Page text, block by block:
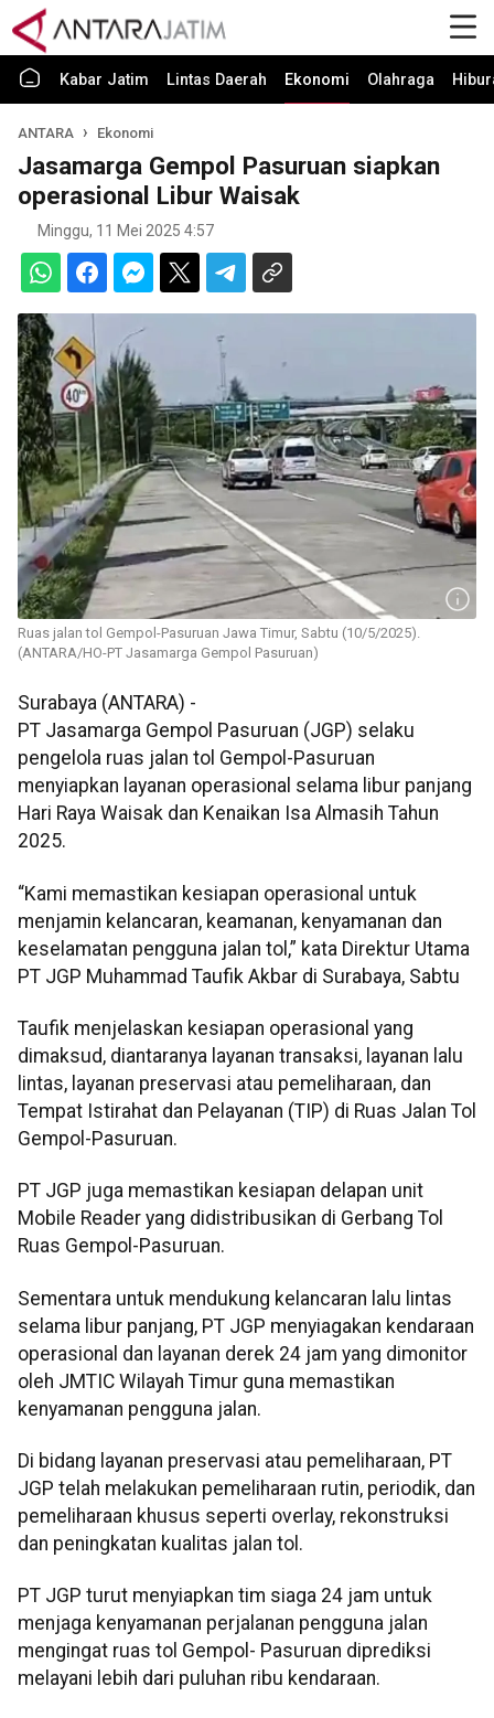
Kabar Jatim Lintas Daerah Ekonomi Olahraga
ANTARA Ekonomi
Jasamarga Gempol Pasuruan siapkan
operasional Libur Waisak
Minggu, 11 Mei 2025 4:57
Ruas jalan tol Gempol-Pasuruan Jawa Timur, Sabtu (10/5/2025).
(ANTARA/HO-PT Jasamarga Gempol Pasuruan)
Surabaya (ANTARA) -
PT Jasamarga Gempol Pasuruan (JGP) selaku
pengelola ruas jalan tol Gempol-Pasuruan
menyiapkan layanan operasional selama libur panjang
Hari Raya Waisak dan Kenaikan Isa Almasih Tahun
2025.
“Kami memastikan kesiapan operasional untuk
menjamin kelancaran, keamanan, kenyamanan dan
keselamatan pengguna jalan tol,” kata Direktur Utama
PT JGP Muhammad Taufik Akbar di Surabaya, Sabtu
Taufik menjelaskan kesiapan operasional yang
dimaksud, diantaranya layanan transaksi, layanan lalu
lintas, layanan preservasi atau pemeliharaan, dan
Tempat Istirahat dan Pelayanan (TIP) di Ruas Jalan Tol
Gempol-Pasuruan.
PT JGP juga memastikan kesiapan delapan unit
Mobile Reader yang didistribusikan di Gerbang Tol
Ruas Gempol-Pasuruan.
Sementara untuk mendukung kelancaran lalu lintas
selama libur panjang, PT JGP menyiagakan kendaraan
operasional dan layanan derek 24 jam yang dimonitor
oleh JMTIC Wilayah Timur guna memastikan
kenyamanan pengguna jalan.
Di bidang layanan preservasi atau pemeliharaan, PT
JGP telah melakukan pemeliharaan rutin, periodik, dan
pemeliharaan khusus seperti overlay, rekonstruksi
dan peningkatan kualitas jalan tol.
PT JGP turut menyiapkan tim siaga 24 jam untuk
menjaga kenyamanan perjalanan pengguna jalan
mengingat ruas tol Gempol- Pasuruan diprediksi
melayani lebih dari puluhan ribu kendaraan.